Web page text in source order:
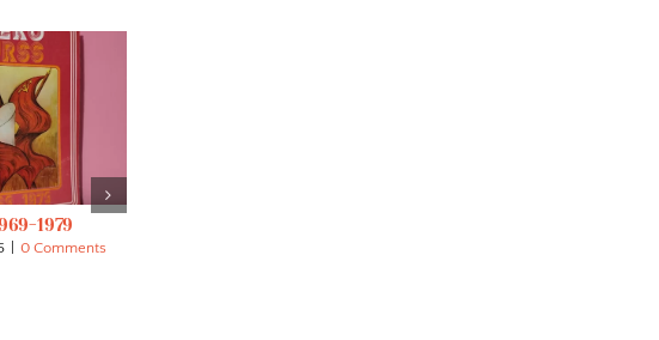
1979
0 Comments